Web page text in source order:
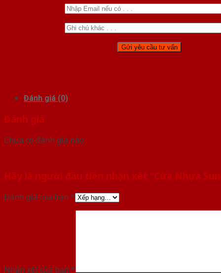
Đánh giá (0)
Đánh giá
Chưa có đánh giá nào.
Hãy là người đầu tiên nhận xét “Cửa Nhựa
Đánh giá của bạn *
Nhận xét của bạn *